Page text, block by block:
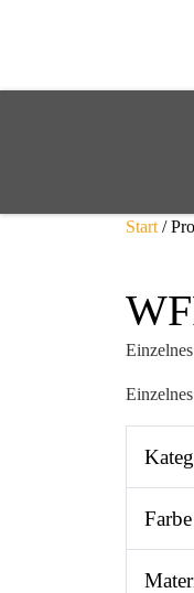
Start /
Farbe